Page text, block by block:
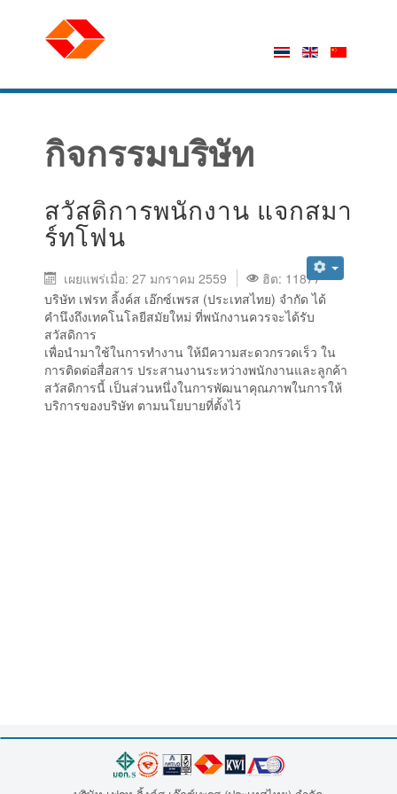
กิจกรรมบริษัท
สวัสดิการพนักงาน แจกสมา
ร์ทโฟน
เผยแพร่เมื่อ: 27 มกราคม 2559
ฮิต: 11877
บริษัท เฟรท ลิ้งค์ส เอ๊กซ์เพรส (ประเทสไทย) จำกัด ได้
คำนึงถึงเทคโนโลยีสมัยใหม่ ที่พนักงานควรจะได้รับ
สวัสดิการ
เพื่อนำมาใช้ในการทำงาน ให้มีความสะดวกรวดเร็ว ใน
การติดต่อสื่อสาร ประสานงานระหว่างพนักงานและลูกค้า
สวัสดิการนี้ เป็นส่วนหนึ่งในการพัฒนาคุณภาพในการให้
บริการของบริษัท ตามนโยบายที่ตั้งไว้